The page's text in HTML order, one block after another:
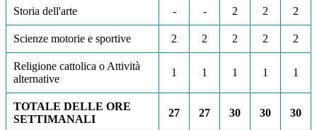
Storia dell'arte - - 2 2 2
Scienze motorie e sportive 2 2 2 2 2
Religione cattolica o Attività
alternative
1 1 1 1 1
TOTALE DELLE ORE
SETTIMANALI
27 27 30 30 30